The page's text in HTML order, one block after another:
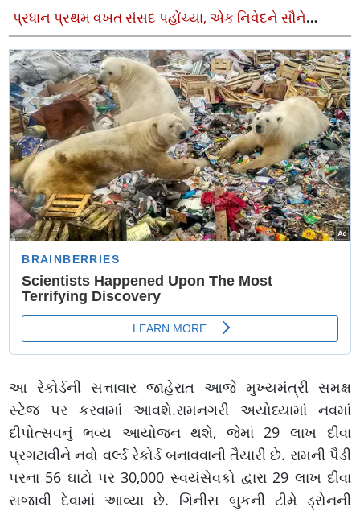
પ્રધાન પ્રથમ વખત સંસદ પહોંચ્યા, એક નિવેદને સૌને
ચોંકાવ્યા
આ રેકોર્ડની સત્તાવાર જાહેરાત આજે મુખ્યમંત્રી સમક્ષ
સ્ટેજ પર કરવામાં આવશે.રામનગરી અયોધ્યામાં નવમાં
દીપોત્સવનું ભવ્ય આયોજન થશે, જેમાં 29 લાખ દીવા
પ્રગટાવીને નવો વર્લ્ડ રેકોર્ડ બનાવવાની તૈયારી છે. રામની પૈડી
પરના 56 ઘાટો પર 30,000 સ્વયંસેવકો દ્વારા 29 લાખ દીવા
સજાવી દેવામાં આવ્યા છે. ગિનીસ બુકની ટીમે ડ્રોનની